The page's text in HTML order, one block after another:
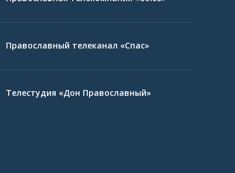
Православный телеканал «Спас»
Телестудия «Дон Православный»